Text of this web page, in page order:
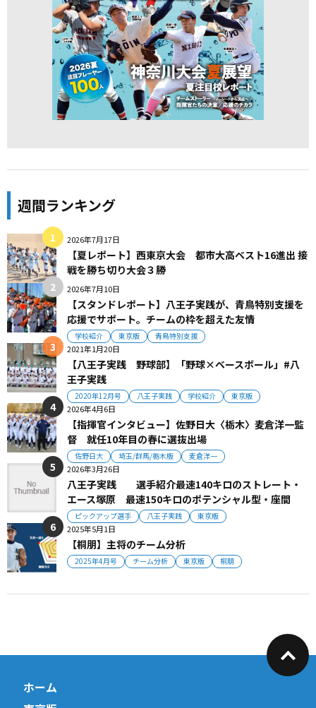
週間ランキング
2026年7月17日
【夏レポート】西東京大会 都市大高ベスト16進出 接
戦を勝ち切り大会３勝
2026年7月10日
【スタンドレポート】八王子実践が、青鳥特別支援を
応援でサポート。チームの枠を超えた友情
学校紹介 東京版 青鳥特別支援
2021年1月20日
【八王子実践 野球部】「野球×ベースボール」#八
王子実践
2020年12月号 八王子実践 学校紹介 東京版
2026年4月6日
【指揮官インタビュー】佐野日大〈栃木〉麦倉洋一監
督 就任10年目の春に選抜出場
佐野日大 埼玉/群馬/栃木版 麦倉洋一
2026年3月26日
八王子実践 選手紹介最速140キロのストレート・
エース塚原 最速150キロのポテンシャル型・座間
ピックアップ選手 八王子実践 東京版
2025年5月1日
【桐朋】主将のチーム分析
2025年4月号 チーム分析 東京版 桐朋
ホーム